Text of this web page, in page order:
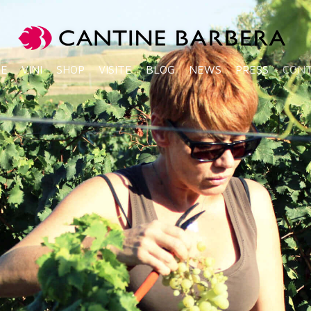
VINI SHOP VISITE BLOG NEWS PRESS